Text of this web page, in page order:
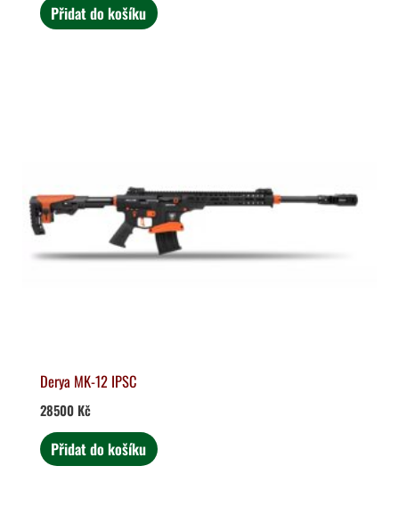
Přidat do košíku
Derya MK-12 IPSC
28500 Kč
Přidat do košíku